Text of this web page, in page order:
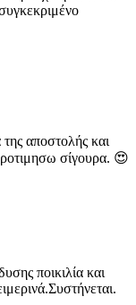
αποστολής και
σίγουρα. 😍
ποικιλία και